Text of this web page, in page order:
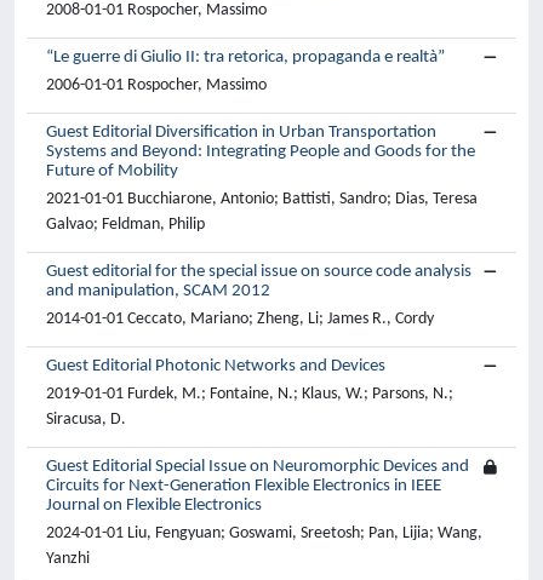
2008-01-01 Rospocher, Massimo
“Le guerre di Giulio II: tra retorica, propaganda e realtà”
2006-01-01 Rospocher, Massimo
Guest Editorial Diversification in Urban Transportation
Systems and Beyond: Integrating People and Goods for the
Future of Mobility
2021-01-01 Bucchiarone, Antonio; Battisti, Sandro; Dias, Teresa
Galvao; Feldman, Philip
Guest editorial for the special issue on source code analysis
and manipulation, SCAM 2012
2014-01-01 Ceccato, Mariano; Zheng, Li; James R., Cordy
Guest Editorial Photonic Networks and Devices
2019-01-01 Furdek, M.; Fontaine, N.; Klaus, W.; Parsons, N.;
Siracusa, D.
Guest Editorial Special Issue on Neuromorphic Devices and
Circuits for Next-Generation Flexible Electronics in IEEE
Journal on Flexible Electronics
2024-01-01 Liu, Fengyuan; Goswami, Sreetosh; Pan, Lijia; Wang,
Yanzhi